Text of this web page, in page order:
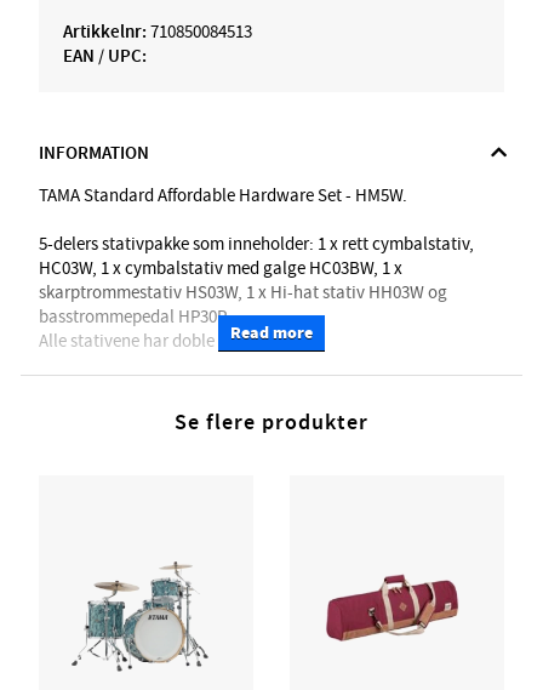
Artikkelnr: 710850084513
EAN / UPC:
INFORMATION
TAMA Standard Affordable Hardware Set - HM5W.
5-delers stativpakke som inneholder: 1 x rett cymbalstativ,
HC03W, 1 x cymbalstativ med galge HC03BW, 1 x
skarptrommestativ HS03W, 1 x Hi-hat stativ HH03W og
basstrommepedal HP30P.
Alle stativene har doble ben.
kreves, som f.eks. doble ben og fullvoksen cymbaltilter som
holder cymbalene på plass. Basstrommepedalen er stabil,
Read more
Se flere produkter